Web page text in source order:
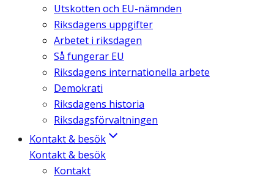
Utskotten och EU-nämnden
Riksdagens uppgifter
Arbetet i riksdagen
Så fungerar EU
Riksdagens internationella arbete
Demokrati
Riksdagens historia
Riksdagsförvaltningen
Kontakt & besök
Kontakt & besök
Kontakt